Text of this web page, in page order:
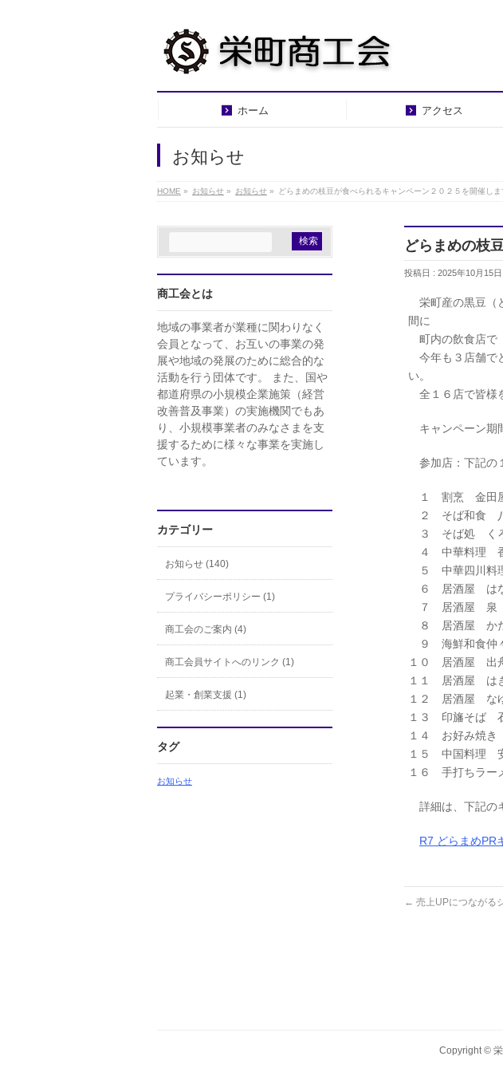
ホーム アクセス
お知らせ
HOME » お知らせ » お知らせ » どらまめの枝豆が食べられるキャンペーン２０２５を開催しま
どらまめの枝
投稿日 : 2025年10月15日
栄町産の黒豆（
間に
町内の飲食店で
今年も３店舗で
い。
全１６店で皆様
キャンペーン期
参加店：下記の
１ 割烹 金田屋
２ そば和食
３ そば処 く
４ 中華料理
５ 中華四川料
６ 居酒屋 は
７ 居酒屋 泉
８ 居酒屋 か
９ 海鮮和食仲
１０ 居酒屋 出
１１ 居酒屋 は
１２ 居酒屋 な
１３ 印旛そば
１４ お好み焼
１５ 中国料理
１６ 手打ちラ
詳細は、下記の
R7 どらまめPR
← 売上UPにつながる
商工会とは
地域の事業者が業種に関わりなく
会員となって、お互いの事業の発
展や地域の発展のために総合的な
活動を行う団体です。 また、国や
都道府県の小規模企業施策（経営
改善普及事業）の実施機関でもあ
り、小規模事業者のみなさまを支
援するために様々な事業を実施し
ています。
カテゴリー
お知らせ (140)
プライバシーポリシー (1)
商工会のご案内 (4)
商工会員サイトへのリンク (1)
起業・創業支援 (1)
タグ
お知らせ
Copyright ©